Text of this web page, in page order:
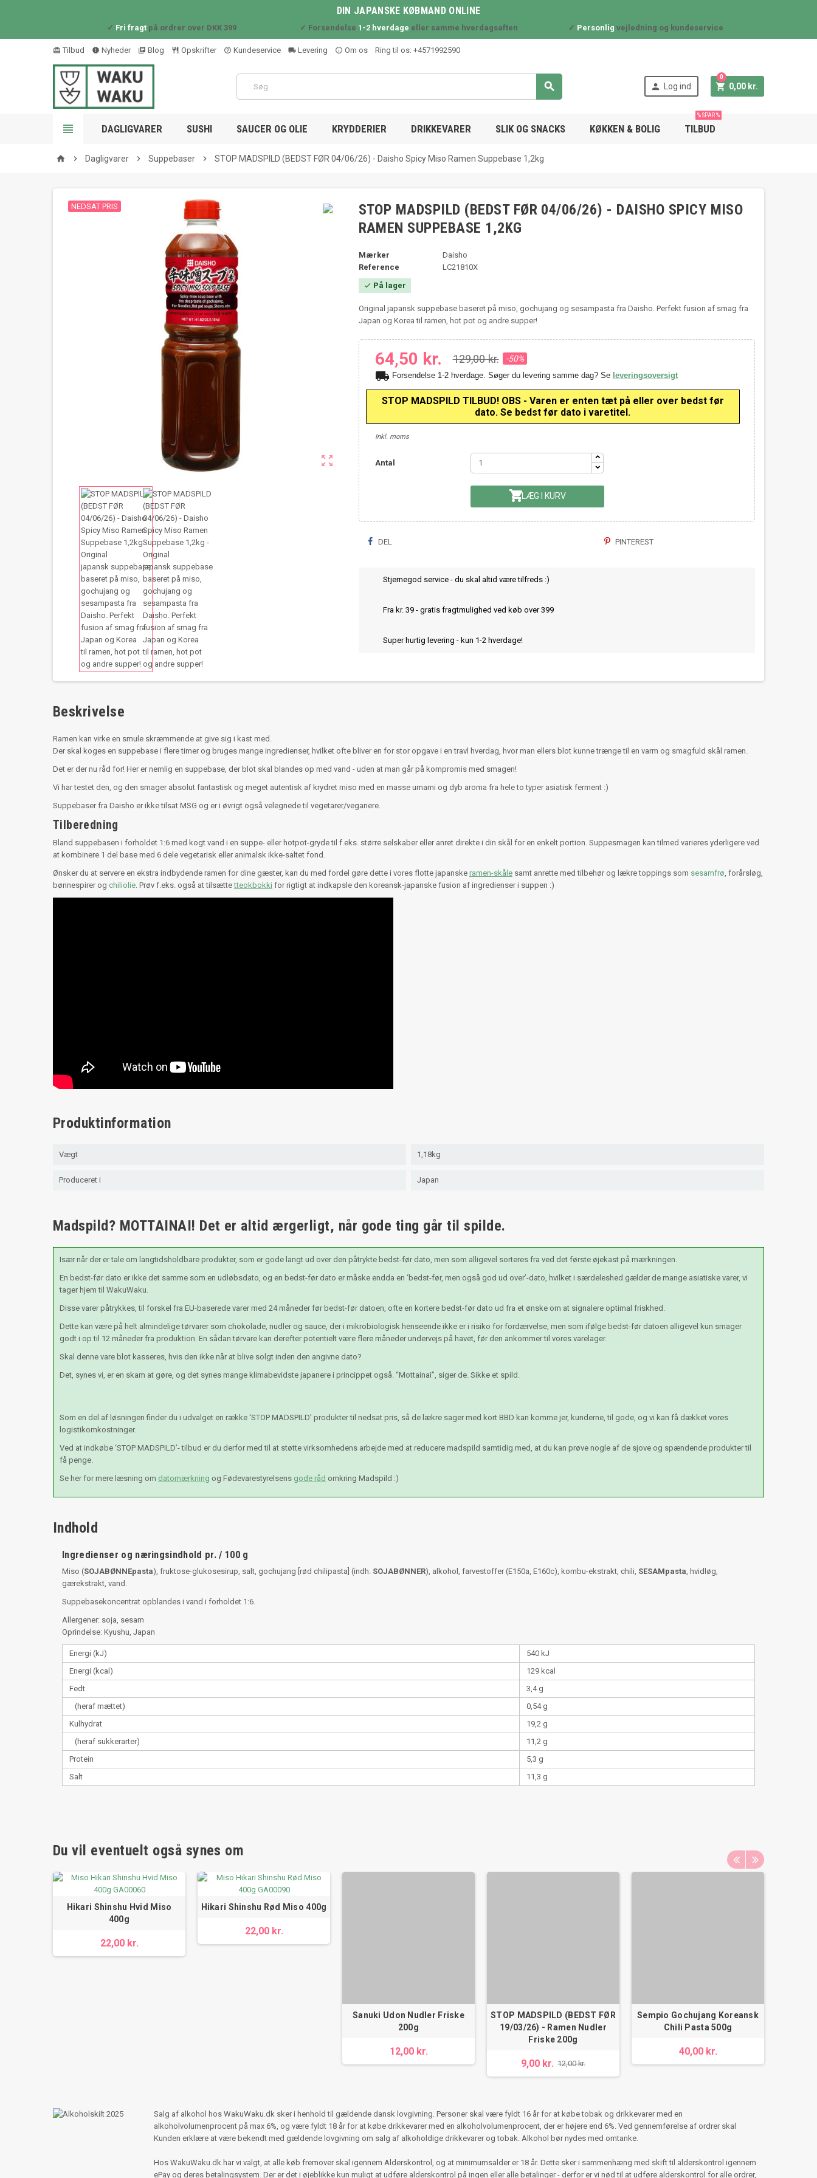
DIN JAPANSKE KØBMAND ONLINE
✓ Fri fragtpå ordrer over DKK 399 ✓ Forsendelse 1-2 hverdage eller samme hverdagsaften ✓ Personlig vejledning og kundeservice
card_giftcard Tilbud new_releases Nyheder library_books Blog restaurant_outline
Opskrifter help_outline Kundeservice local_shipping Levering info_outline Om os Ring til os: +4571992590
  Log ind  0,00 kr.
0
 DAGLIGVARER SUSHI SAUCER OG OLIE KRYDDERIER DRIKKEVARER SLIK OG SNACKS KØKKEN & BOLIG TILBUD
% SPAR %
home  Dagligvarer  Suppebaser  STOP MADSPILD (BEDST FØR 04/06/26) - Daisho Spicy Miso Ramen Suppebase 1,2kg

NEDSAT PRIS
STOP MADSPILD (BEDST FØR 04/06/26) - DAISHO SPICY MISO
RAMEN SUPPEBASE 1,2KG
Mærker
Daisho
Reference
LC21810X
 På lager
Original japansk suppebase baseret på miso, gochujang og sesampasta fra Daisho. Perfekt fusion af smag fra
Japan og Korea til ramen, hot pot og andre supper!
64,50 kr. 129,00 kr. -50%
local_shippingForsendelse 1-2 hverdage. Søger du levering samme dag? Se leveringsoversigt
STOP MADSPILD TILBUD! OBS - Varen er enten tæt på eller over bedst før
dato. Se bedst før dato i varetitel.
Inkl. moms
Antal
LÆG I KURV
DEL PINTEREST
Stjernegod service - du skal altid være tilfreds :)
Fra kr. 39 - gratis fragtmulighed ved køb over 399
Super hurtig levering - kun 1-2 hverdage!
Beskrivelse
Ramen kan virke en smule skræmmende at give sig i kast med.
Der skal koges en suppebase i flere timer og bruges mange ingredienser, hvilket ofte bliver en for stor opgave i en travl hverdag, hvor man ellers blot kunne trænge til en varm og smagfuld skål ramen.
Det er der nu råd for! Her er nemlig en suppebase, der blot skal blandes op med vand - uden at man går på kompromis med smagen!
Vi har testet den, og den smager absolut fantastisk og meget autentisk af krydret miso med en masse umami og dyb aroma fra hele to typer asiatisk ferment :)
Suppebaser fra Daisho er ikke tilsat MSG og er i øvrigt også velegnede til vegetarer/veganere.
Tilberedning
Bland suppebasen i forholdet 1:6 med kogt vand i en suppe- eller hotpot-gryde til f.eks. større selskaber eller anret direkte i din skål for en enkelt portion. Suppesmagen kan tilmed varieres yderligere ved
at kombinere 1 del base med 6 dele vegetarisk eller animalsk ikke-saltet fond.
Ønsker du at servere en ekstra indbydende ramen for dine gæster, kan du med fordel gøre dette i vores flotte japanske ramen-skåle samt anrette med tilbehør og lækre toppings som sesamfrø , forårsløg,
bønnespirer og chiliolie . Prøv f.eks. også at tilsættetteokbokki for rigtigt at indkapsle den koreansk-japanske fusion af ingredienser i suppen :)
Produktinformation
Vægt 1,18kg
Produceret i Japan
Madspild? MOTTAINAI! Det er altid ærgerligt, når gode ting går til spilde.
Især når der er tale om langtidsholdbare produkter, som er gode langt ud over den påtrykte bedst-før dato, men som alligevel sorteres fra ved det første øjekast på mærkningen.
En bedst-før dato er ikke det samme som en udløbsdato, og en bedst-før dato er måske endda en ‘bedst-før, men også god ud over’-dato, hvilket i særdeleshed gælder de mange asiatiske varer, vi
tager hjem til WakuWaku.
Disse varer påtrykkes, til forskel fra EU-baserede varer med 24 måneder før bedst-før datoen, ofte en kortere bedst-før dato ud fra et ønske om at signalere optimal friskhed.
Dette kan være på helt almindelige tørvarer som chokolade, nudler og sauce, der i mikrobiologisk henseende ikke er i risiko for fordærvelse, men som ifølge bedst-før datoen alligevel kun smager
godt i op til 12 måneder fra produktion. En sådan tørvare kan derefter potentielt være flere måneder undervejs på havet, før den ankommer til vores varelager.
Skal denne vare blot kasseres, hvis den ikke når at blive solgt inden den angivne dato?
Det, synes vi, er en skam at gøre, og det synes mange klimabevidste japanere i princippet også. “Mottainai”, siger de. Sikke et spild.
Som en del af løsningen finder du i udvalget en række ‘STOP MADSPILD’ produkter til nedsat pris, så de lækre sager med kort BBD kan komme jer, kunderne, til gode, og vi kan få dækket vores
logistikomkostninger.
Ved at indkøbe ‘STOP MADSPILD’- tilbud er du derfor med til at støtte virksomhedens arbejde med at reducere madspild samtidig med, at du kan prøve nogle af de sjove og spændende produkter til
få penge.
Se her for mere læsning om datomærkning og Fødevarestyrelsens gode råd omkring Madspild :)
Indhold
Ingredienser og næringsindhold pr. / 100 g
Miso (SOJABØNNEpasta), fruktose-glukosesirup, salt, gochujang [rød chilipasta] (indh. SOJABØNNER), alkohol, farvestoffer (E150a, E160c), kombu-ekstrakt, chili, SESAMpasta , hvidløg,
gærekstrakt, vand.
Suppebasekoncentrat opblandes i vand i forholdet 1:6.
Allergener: soja, sesam
Oprindelse: Kyushu, Japan
Energi (kJ)
540 kJ
Energi (kcal)
129 kcal
Fedt
3,4 g
(heraf mættet)
0,54 g
Kulhydrat
19,2 g
(heraf sukkerarter)
11,2 g
Protein
5,3 g
Salt
11,3 g
Du vil eventuelt også synes om
Hikari Shinshu Hvid Miso
400g
22,00 kr.
Hikari Shinshu Rød Miso 400g
22,00 kr.
Sanuki Udon Nudler Friske
200g
12,00 kr.
STOP MADSPILD (BEDST FØR
19/03/26) - Ramen Nudler
Friske 200g
9,00 kr. 12,00 kr.
Sempio Gochujang Koreansk
Chili Pasta 500g
40,00 kr.
Salg af alkohol hos WakuWaku.dk sker i henhold til gældende dansk lovgivning. Personer skal være fyldt 16 år for at købe tobak og drikkevarer med en
alkoholvolumenprocent på max 6%, og være fyldt 18 år for at købe drikkevarer med en alkoholvolumenprocent, der er højere end 6%. Ved gennemførelse af ordrer skal
Kunden erklære at være bekendt med gældende lovgivning om salg af alkoholdige drikkevarer og tobak. Alkohol bør nydes med omtanke.
Hos WakuWaku.dk har vi valgt, at alle køb fremover skal igennem Alderskontrol, og at minimumsalder er 18 år. Dette sker i sammenhæng med skift til alderskontrol igennem
ePay og deres betalingsystem. Der er det i øjeblikke kun muligt at udføre alderskontrol på ingen eller alle betalinger - derfor er vi nød til at udføre alderskontrol for alle ordrer,